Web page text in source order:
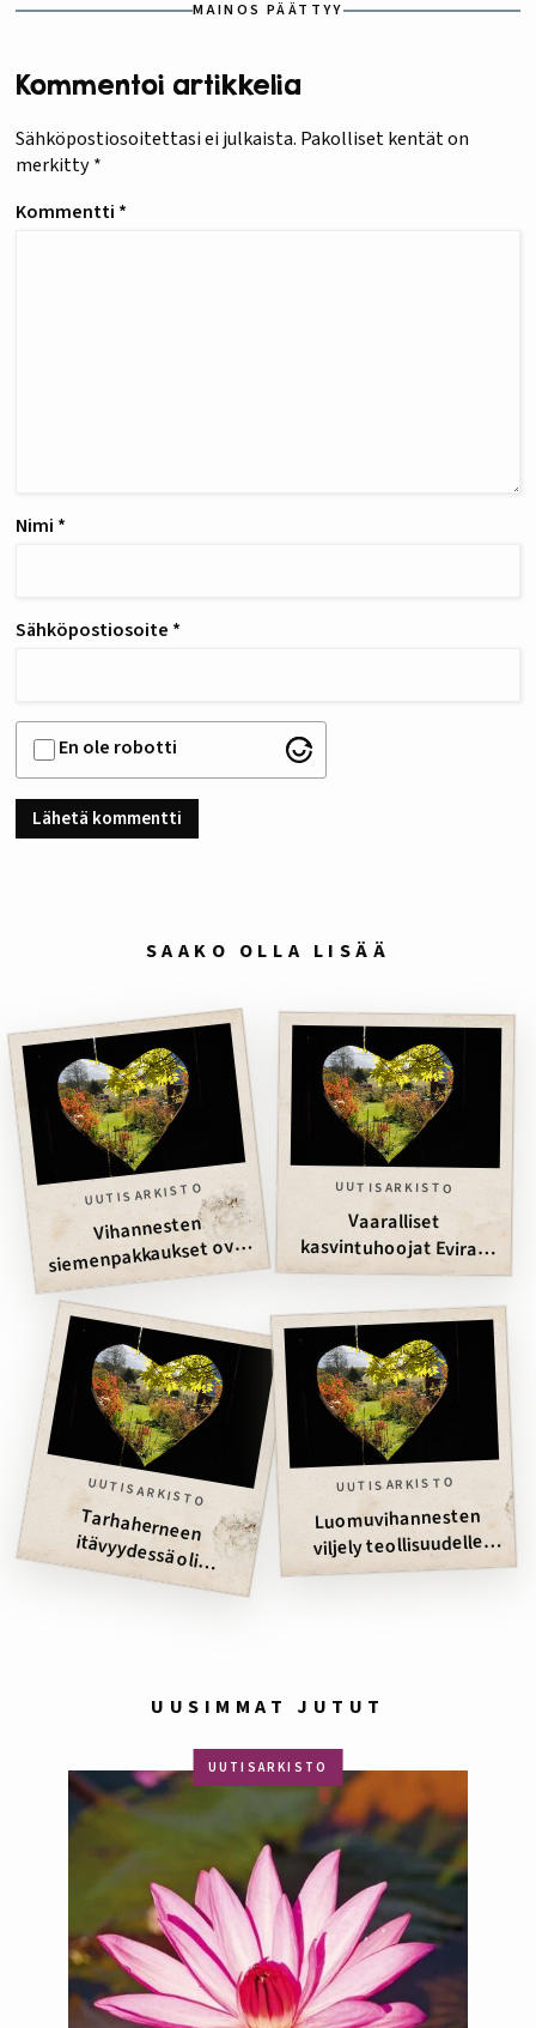
MAINOS PÄÄTTYY
Kommentoi artikkelia
Sähköpostiosoitettasi ei julkaista. Pakolliset kentät on
merkitty*
Kommentti *
Nimi *
Sähköpostiosoite *
En ole robotti
SAAKO OLLA LISÄÄ
UUTISARKISTO
Vihannesten
siemenpakkaukset ovat
syynissä
UUTISARKISTO
Vaaralliset
kasvintuhoojat Eviran
luupin alla
UUTISARKISTO
Tarhaherneen
itävyydessä oli
puutteita
UUTISARKISTO
Luomuvihannesten
viljely teollisuudelle
onnistuu
UUSIMMAT JUTUT
UUTISARKISTO